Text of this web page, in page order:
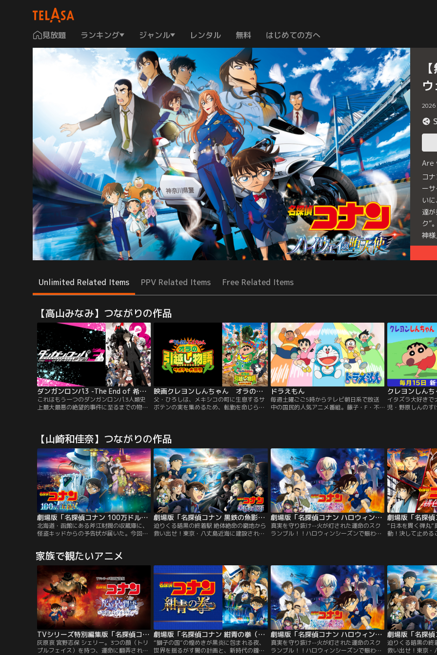
見放題 ランキング ジャンル レンタル 無料 はじめての方へ
2026
Are
コ
ー
い
達
ク”
神
Unlimited Related Items PPV Related Items Free Related Items
【高山みなみ】つながりの作品
ダンガンロンパ3 -The End of 希望ヶ峰学園- 絶望編
これはもう一つのダンガンロンパ3人類史
上最大最悪の絶望的事件に至るまでの物
この学園には、超高校級の才能が集まる
「本科」と、高い学費を払えば誰でも入れ
る「予備学科」が存在していた。
映画クレヨンしんちゃん オラの引越し物語～サボテン大襲撃～
父・ひろしは、メキシコの町に生息するサ
ボテンの実を集めるため、転勤を命じられ
前は「マダクエルヨバカ」個性いっぱいの
お隣さんたちに囲まれて、楽しい毎日がス
タートするはずが…待ち受けていたのは人
喰いキラーサボテンだったー！
ドラえもん
毎週土曜ごご5時からテレビ朝日系で放送
中の国民的人気アニメ番組。藤子・F・不
ネコ型ロボット・ドラえもんがやってき
た！
クレヨンしんち
イタズラ大好きで
児・野原しんのす
代表する長寿番組
【山崎和佳奈】つながりの作品
劇場版「名探偵コナン 100万ドルの五稜星（みちしるべ）」
北海道・函館にある斧江財閥の収蔵庫に、
怪盗キッドからの予告状が届いた。今回キ
ビッグジュエルを追い求めるキッドが、な
ぜ刀を狙うのか…？ 一方、西の名探偵・服
部平次とコナン達も、函館で開催される剣
道大会の為に現地を訪れており、犯行予告
当日…。
劇場版「名探偵コナン 黒鉄の魚影（サブマリン）」
迫りくる暗黒の終着駅 絶体絶命の窮地から
救い出せ！東京・八丈島近海に建設され
織・ユーロポールが管轄するネットワーク
と接続するため、世界各国のエンジニアが
集結。そこでは顔認証システムを応用し
た、とある『新技術』のテストも進められ
ていた--。
劇場版「名探偵コナン ハロウィンの花嫁」
真実を守り抜け--火が灯された運命のスク
ランブル！！ハロウィンシーズンで賑わう
花嫁姿。コナン達招待客が見守る中、突然
乱入してきた暴漢が襲い掛かり、守ろうと
した高木刑事の身に危機が--！？
劇場版「名探
“日本を貫く弾丸”
動！決して止める
している日本。そ
本の技術を総結
を誇る世界初「真
古屋駅と東京に
家族で観たいアニメ
TVシリーズ特別編集版「名探偵コナン 灰原哀物語～黒鉄のミステリートレイン～」
灰原哀 宮野志保 シェリー。3つの顔（トリ
プルフェイス）を持つ、運命に翻弄されな
劇場版「名探偵コナン 紺青の拳（フィスト）」
“獅子の国”の煌めきが黒炎に包まれる夜、
世界を揺るがす闇の計画と、新時代の鐘の
劇場版「名探偵コナン ハロウィンの花嫁」
真実を守り抜け--火が灯された運命のスク
ランブル！！ハロウィンシーズンで賑わう
迫りくる暗黒の終
救い出せ！東京・